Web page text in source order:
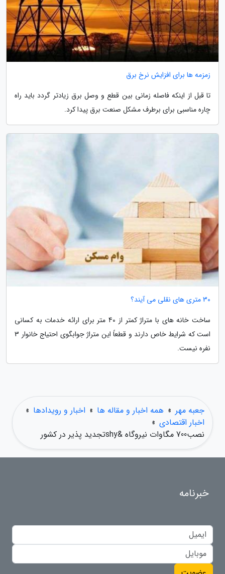
زمزمه ها برای افزایش نرخ برق
تا قبل از اینکه فاصله زمانی بین قطع و وصل برق زیادتر گردد باید راه
چاره مناسبی برای برطرف مشکل صنعت برق پیدا کرد.
30 متری های نقلی می آیند؟
ساخت خانه های با متراژ کمتر از 40 متر برای ارائه خدمات به کسانی
است که شرایط خاص دارند و قطعاً این متراژ جوابگوی احتیاج خانوار 3
نفره نیست.
جعبه مهر » همه اخبار و مقاله ها » اخبار و رویدادها »
اخبار اقتصادی »
نصب700 مگاوات نیروگاه &shyتجدید پذیر در کشور
خبرنامه